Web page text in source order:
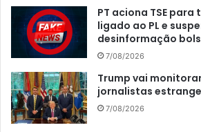
PT aciona TSE
ligado ao PL e
desinformação
7/08/2026
Trump vai
jornalistas
7/08/2026